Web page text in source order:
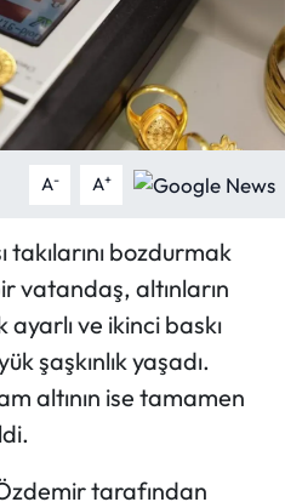
A- A+
takılarını bozdurmak
vatandaş, altınların
ve ikinci baskı
şaşkınlık yaşadı.
altının ise tamamen
tarafından